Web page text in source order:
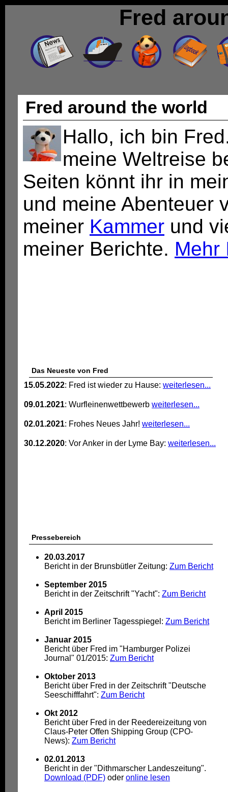
Fred
Fred around the world
Hallo, ich bin
meine Weltreise
Seiten könnt ihr in
und meine Abenteuer
meiner Kammer und
meiner Berichte. Mehr
Das Neueste von Fred
15.05.2022: Fred ist wieder zu Hause: weiterlesen...
09.01.2021: Wurfleinenwettbewerb weiterlesen...
02.01.2021: Frohes Neues Jahr! weiterlesen...
30.12.2020: Vor Anker in der Lyme Bay: weiterlesen...
Pressebereich
20.03.2017
Bericht in der Brunsbütler Zeitung: Zum Bericht
September 2015
Bericht in der Zeitschrift "Yacht": Zum Bericht
April 2015
Bericht im Berliner Tagesspiegel: Zum Bericht
Januar 2015
Bericht über Fred im "Hamburger Polizei
Journal" 01/2015: Zum Bericht
Oktober 2013
Bericht über Fred in der Zeitschrift "Deutsche
Seeschifffahrt": Zum Bericht
Okt 2012
Bericht über Fred in der Reedereizeitung von
Claus-Peter Offen Shipping Group (CPO-
News): Zum Bericht
02.01.2013
Bericht in der "Dithmarscher Landeszeitung".
Download (PDF) oder online lesen